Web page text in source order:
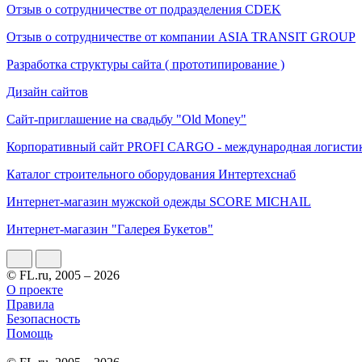
Отзыв о сотрудничестве от подразделения CDEK
Отзыв о сотрудничестве от компании ASIA TRANSIT GROUP
Разработка структуры сайта ( прототипирование )
Дизайн сайтов
Сайт-приглашение на свадьбу "Old Money"
Корпоративный сайт PROFI CARGO - международная
Каталог строительного оборудования Интертехснаб
Интернет-магазин мужской одежды SCORE MICHAIL
Интернет-магазин "Галерея Букетов"
© FL.ru, 2005 – 2026
О проекте
Правила
Безопасность
Помощь